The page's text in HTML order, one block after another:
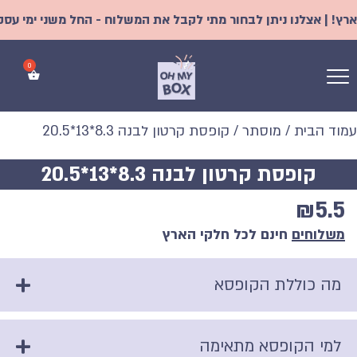
| אצלנו ניתן לבחור מתי לקבל את המשלוח - החל משני ימי
עמוד הבית / מוסתר / קופסת קרטון לבנה 8.3*13*20.5
₪5.5
משלוחים חינם לכל חלקי הארץ
מה כוללת הקופסא
למי הקופסא מתאימה
קופסת קרטון לבנה 8.3*13*20.5